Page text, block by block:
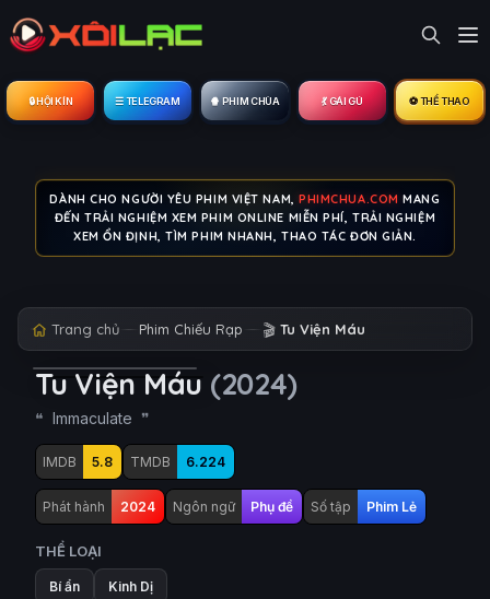
🔒︎ HỘI KÍN ☰ TELEGRAM 🍿 PHIM CHÙA 💃 GÁI GÚ ⚽ THỂ THAO
DÀNH CHO NGƯỜI YÊU PHIM VIỆT NAM,PHIMCHUA.COM MANG
ĐẾN TRẢI NGHIỆM XEM PHIM ONLINE MIỄN PHÍ, TRẢI NGHIỆM
XEM ỔN ĐỊNH, TÌM PHIM NHANH, THAO TÁC ĐƠN GIẢN.
Trang chủ Phim Chiếu Rạp 🎬 Tu Viện Máu
Tu Viện Máu (2024)
Immaculate
IMDB 5.8 TMDB 6.224
Phát hành 2024 Ngôn ngữ Phụ đề Số tập Phim Lẻ
THỂ LOẠI
Bí ẩn Kinh Dị